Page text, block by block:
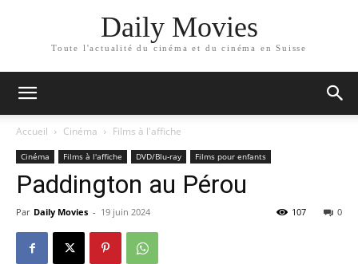
Daily Movies
Toute l'actualité du cinéma et du cinéma en Suisse
Accueil Cinéma Films à l'affiche
Cinéma Films à l'affiche DVD/Blu-ray Films pour enfants
Paddington au Pérou
Par Daily Movies - 19 juin 2024 0
107